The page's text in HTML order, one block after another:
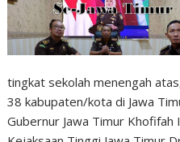
tingkat sekolah menengah
38 kabupaten/kota di Jawa
Gubernur Jawa Timur